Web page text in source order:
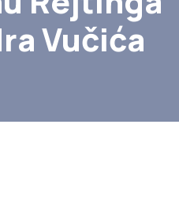
Vučića